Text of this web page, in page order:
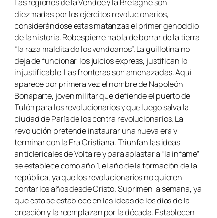
Las regiones de la Vendeé y la Bretagne son
diezmadas por los ejércitos revolucionarios,
considerándose estas matanzas el primer genocidio
de la historia. Robespierre habla de borrar de la tierra
“la raza maldita de los vendeanos”. La guillotina no
deja de funcionar, los juicios express, justifican lo
injustificable. Las fronteras son amenazadas. Aquí
aparece por primera vez el nombre de Napoleón
Bonaparte, joven militar que defiende el puerto de
Tulón para los revolucionarios y que luego salva la
ciudad de París de los contra revolucionarios. La
revolución pretende instaurar una nueva era y
terminar con la Era Cristiana. Triunfan las ideas
anticlericales de Voltaire y para aplastar a “la infame”
se establece como año 1, el año de la formación de la
república, ya que los revolucionarios no quieren
contar los años desde Cristo. Suprimen la semana, ya
que esta se establece en las ideas de los días de la
creación y la reemplazan por la década. Establecen